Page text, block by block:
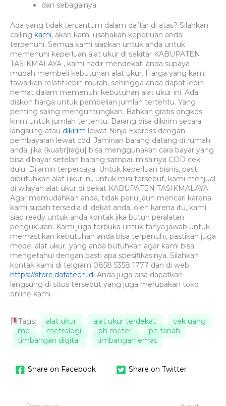
dan sebagainya
Ada yang tidak tercantum dalam daftar di atas? Silahkan
calling kami, akan kami usahakan keperluan anda
terpenuhi. Semua kami siapkan untuk anda untuk
memenuhi keperluan alat ukur di sekitar KABUPATEN
TASIKMALAYA , kami hadir mendekati anda supaya
mudah membeli kebutuhan alat ukur. Harga yang kami
tawarkan relatif lebih murah, sehingga anda dapat lebih
hemat dalam memenuhi kebutuhan alat ukur ini. Ada
diskon harga untuk pembelian jumlah tertentu. Yang
penting saling menguntungkan. Bahkan gratis ongkos
kirim untuk jumlah tertentu. Barang bisa dikirim secara
langsung atau dikirim lewat Ninja Express dengan
pembayaran lewat cod. Jaminan barang datang di rumah
anda, jika {kuatir|ragu| bisa menggunakan cara bayar yang
bisa dibayar setelah barang sampai, misalnya COD cek
dulu. Dijamin terpercaya. Untuk keperluan bisnis, pasti
dibutuhkan alat ukur ini, untuk misi tersebut, kami menjual
di wilayah alat ukur di dekat KABUPATEN TASIKMALAYA.
Agar memudahkan anda, tidak perlu jauh mencari karena
kami sudah tersedia di dekat anda, oleh karena itu, kami
siap ready untuk anda kontak jika butuh peralatan
pengukuran. Kami juga terbuka untuk tanya jawab untuk
memastikan kebutuhan anda bisa terpenuhi, pastikan juga
model alat ukur yang anda butuhkan agar kami bisa
mengetahui dengan pasti apa spesifikasinya. Silahkan
kontak kami di telgram 0858 5358 1777 dan di web
https://store.dafatech.id. Anda juga bisa dapatkan
langsung di situs tersebut yang juga merupakan toko
online kami.
Tags: alat ukur alat ukur terdekat
cek uang
mc
metrologi ph meter
ph tanah
timbangan digital
timbangan emas
Share on Facebook Share on Twitter